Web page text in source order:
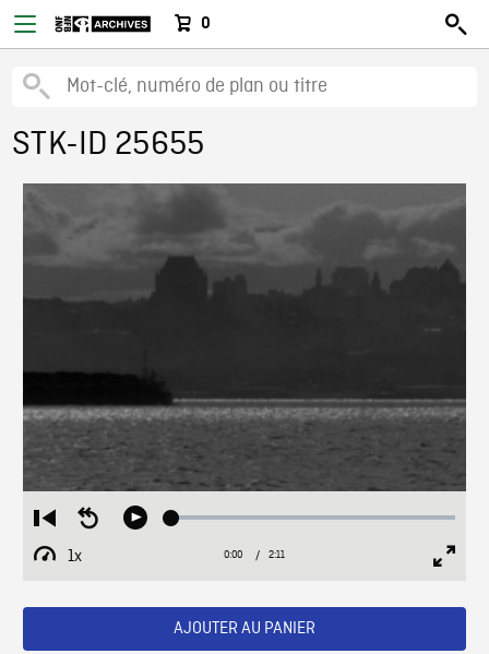
0
STK-ID 25655
Restart
from
beginning
Seek
Play Loaded:
1x
Playback
Current
0:00 / Duration
2:11
AJOUTER AU PANIER